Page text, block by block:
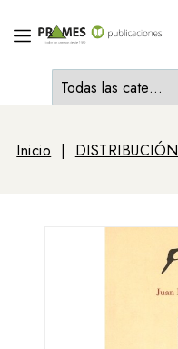
Inicio DISTRIBUCIÓN